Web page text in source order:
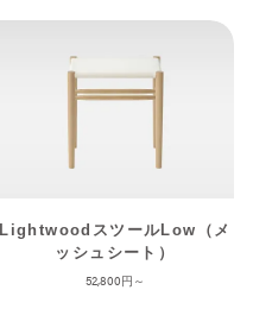
LightwoodスツールLow（メ
ッシュシート）
52,800